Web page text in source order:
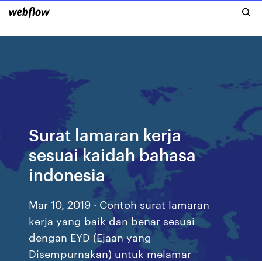
Surat lamaran kerja
sesuai kaidah bahasa
indonesia
Mar 10, 2019 · Contoh surat lamaran
kerja yang baik dan benar sesuai
dengan EYD (Ejaan yang
Disempurnakan) untuk melamar